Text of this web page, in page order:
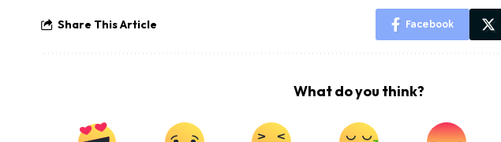
Share This Article Facebook
What do you think?